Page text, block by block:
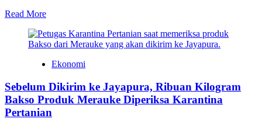
Read MoreRead
about
<strong>20
Kulit
Garaman
Asal
Merauke
Berlayar
Ekonomi
Sebelum Dikirim ke Jayapura, Ribuan Kilogram
Bakso Produk Merauke Diperiksa Karantina
Pertanian